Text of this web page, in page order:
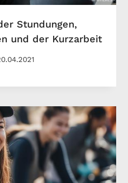
Stundungen,
und der Kurzarbeit